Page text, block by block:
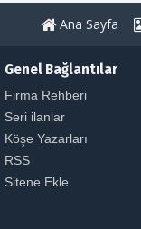
Ana Sayfa
Genel Bağlantılar
Firma Rehberi
Seri ilanlar
Köşe Yazarları
RSS
Sitene Ekle